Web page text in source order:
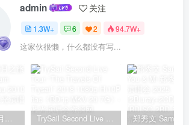
admin 关注
1.3W+ 6 2 94.7W+
这家伙很懒，什么都没有写...
周秀娜3D法国蜜月之旅写真 2010 Eyescream Fiesta Chrissie Chau 2010 [BDISO 22.9GB] TrySail Second Live Tour “The Travels Of Trysail” 2018 1080p Hi10P flac《BDrip MKV 20.7G》